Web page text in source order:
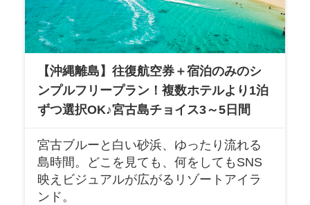
【沖縄離島】往復航空券＋宿泊のみのシ
ンプルフリープラン！複数ホテルより1泊
ずつ選択OK♪宮古島チョイス3～5日間
宮古ブルーと白い砂浜、ゆったり流れる
島時間。どこを見ても、何をしてもSNS
映えビジュアルが広がるリゾートアイラ
ンド。